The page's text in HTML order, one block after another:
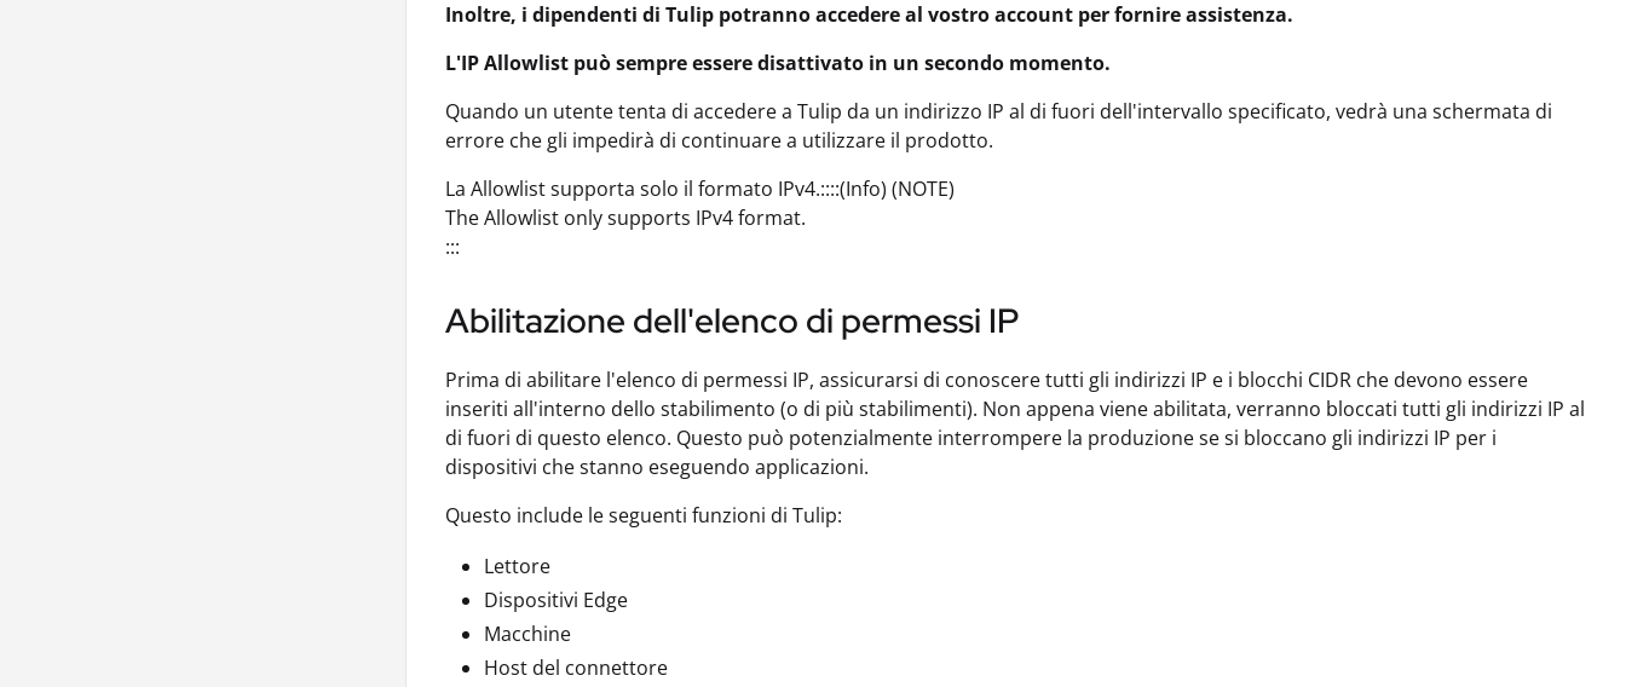
Inoltre, i dipendenti di Tulip potranno accedere al vostro account per fornire assistenza.
L'IP Allowlist può sempre essere disattivato in un secondo momento.
Quando un utente tenta di accedere a Tulip da un indirizzo IP al di fuori dell'intervallo specificato, vedrà una schermata di
errore che gli impedirà di continuare a utilizzare il prodotto.
La Allowlist supporta solo il formato IPv4.::::(Info) (NOTE)
The Allowlist only supports IPv4 format.
:::
Abilitazione dell'elenco di permessi IP
Prima di abilitare l'elenco di permessi IP, assicurarsi di conoscere tutti gli indirizzi IP e i blocchi CIDR che devono essere
inseriti all'interno dello stabilimento (o di più stabilimenti). Non appena viene abilitata, verranno bloccati tutti gli indirizzi IP al
di fuori di questo elenco. Questo può potenzialmente interrompere la produzione se si bloccano gli indirizzi IP per i
dispositivi che stanno eseguendo applicazioni.
Questo include le seguenti funzioni di Tulip:
Lettore
Dispositivi Edge
Macchine
Host del connettore